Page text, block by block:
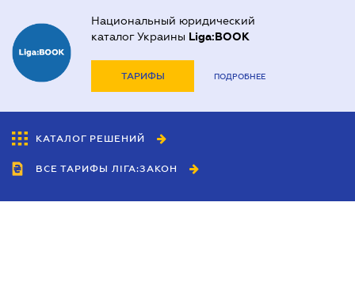
Национальный юридический
каталог Украины Liga:BOOK
ТАРИФЫ ПОДРОБНЕЕ
КАТАЛОГ РЕШЕНИЙ
ВСЕ ТАРИФЫ ЛІГА:ЗАКОН